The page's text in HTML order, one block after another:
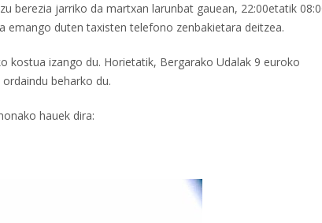
berezia jarriko da martxan larunbat gauean, 22:00etatik
emango duten taxisten telefono zenbakietara deitzea.
kostua izango du. Horietatik, Bergarako Udalak 9 euroko
beharko du.
hauek dira: